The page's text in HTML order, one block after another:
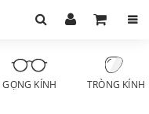
GỌNG KÍNH TRÒNG KÍNH